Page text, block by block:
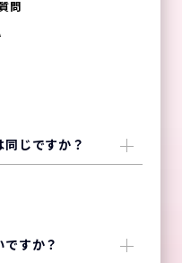
問
じですか？
ですか？